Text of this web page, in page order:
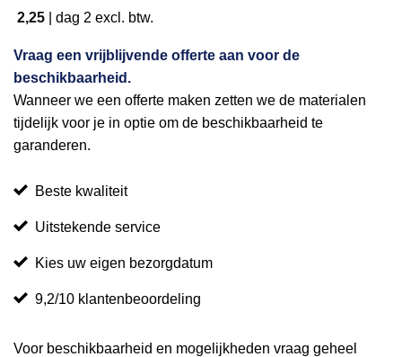
2,25 dag 2 excl. btw.
Vraag een vrijblijvende offerte aan voor de
beschikbaarheid.
Wanneer we een offerte maken zetten we de materialen
tijdelijk voor je in optie om de beschikbaarheid te
garanderen.
Beste kwaliteit
Uitstekende service
Kies uw eigen bezorgdatum
9,2/10 klantenbeoordeling
Voor beschikbaarheid en mogelijkheden vraag geheel